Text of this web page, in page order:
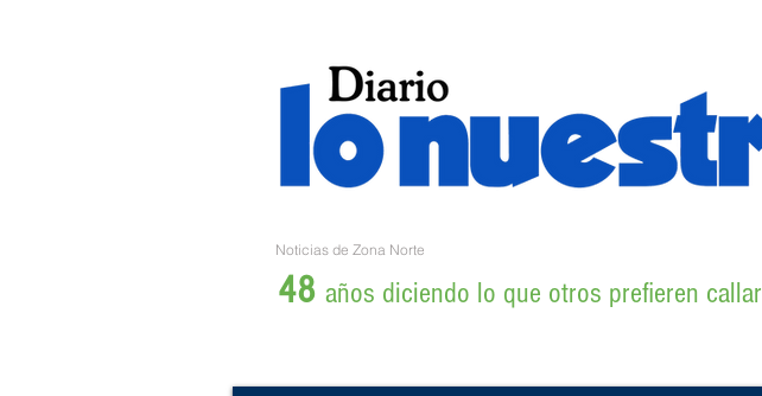
Noticias de Zona Norte
48 años diciendo lo que otros prefieren callar